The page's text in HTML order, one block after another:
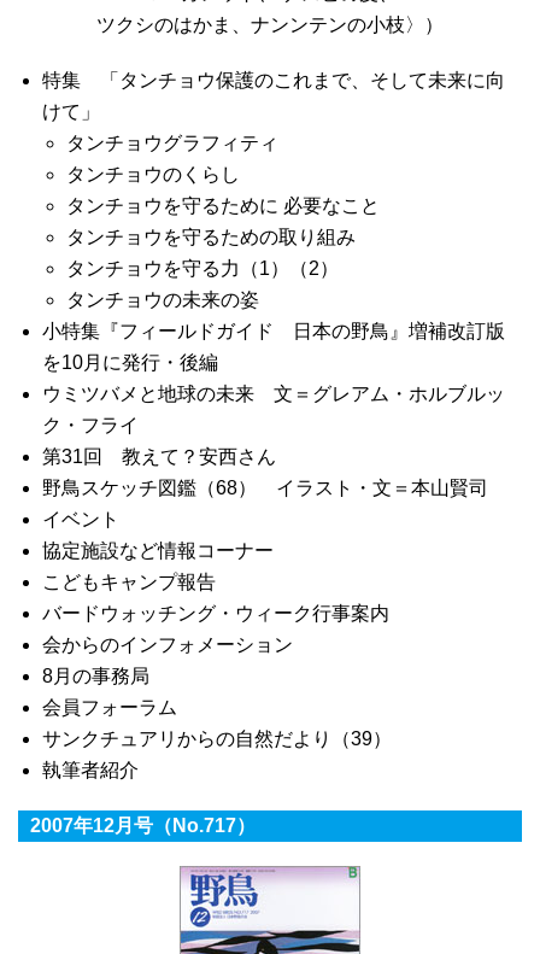
ツクシのはかま、ナンンテンの小枝〉）
特集 「タンチョウ保護のこれまで、そして未来に向
けて」
タンチョウグラフィティ
タンチョウのくらし
タンチョウを守るために 必要なこと
タンチョウを守るための取り組み
タンチョウを守る力（1）（2）
タンチョウの未来の姿
小特集『フィールドガイド 日本の野鳥』増補改訂版
を10月に発行・後編
ウミツバメと地球の未来 文＝グレアム・ホルブルッ
ク・フライ
第31回 教えて？安西さん
野鳥スケッチ図鑑（68） イラスト・文＝本山賢司
イベント
協定施設など情報コーナー
こどもキャンプ報告
バードウォッチング・ウィーク行事案内
会からのインフォメーション
8月の事務局
会員フォーラム
サンクチュアリからの自然だより（39）
執筆者紹介
2007年12月号（No.717）